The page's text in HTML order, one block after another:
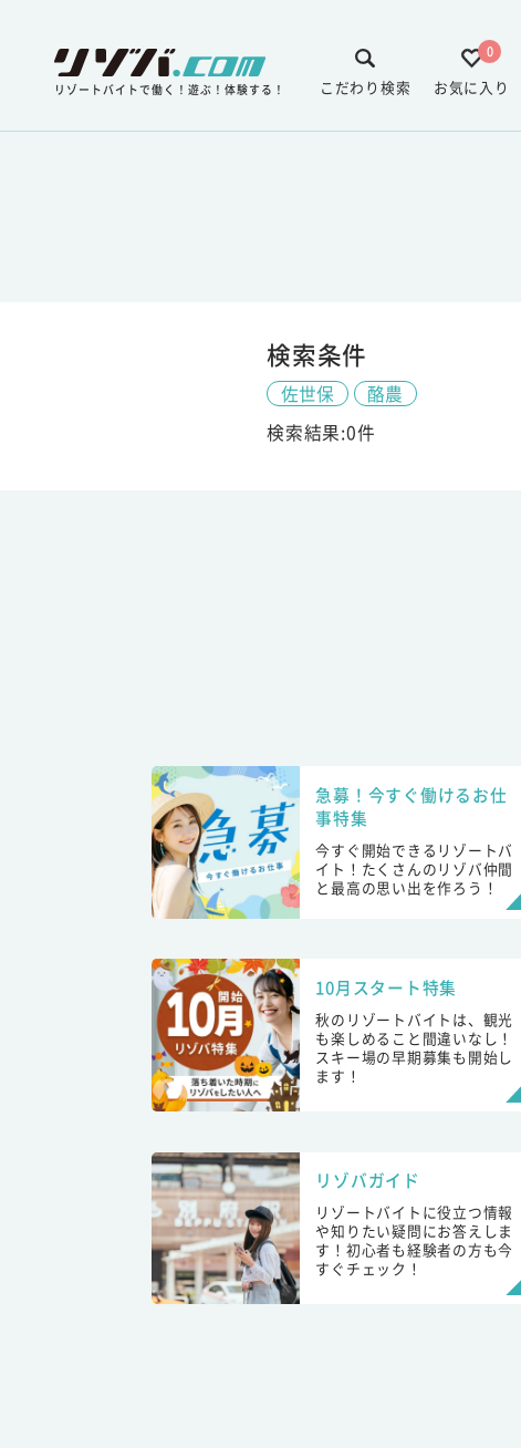
リゾートバイトで働く！遊ぶ！体験する！
0
お気に入り
こだわり検索
検索条件
佐世保
酪農
検索結果:0件
急募！今すぐ働けるお仕
事特集
今すぐ開始できるリゾートバ
イト！たくさんのリゾバ仲間
と最高の思い出を作ろう！
10月スタート特集
秋のリゾートバイトは、観光
も楽しめること間違いなし！
スキー場の早期募集も開始し
ます！
リゾバガイド
リゾートバイトに役立つ情報
や知りたい疑問にお答えしま
す！初心者も経験者の方も今
すぐチェック！